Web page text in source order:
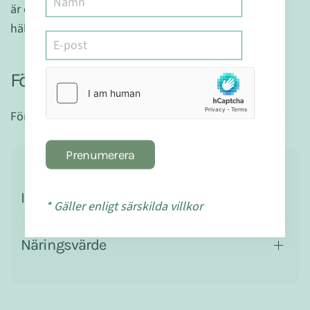
är ett kosttillskott och bör ej ersätta en sund,
hälsosam och varierad kost.
Förvaring
Förvaras torrt och svalt och oåtkomligt för små barn.
Ingredienser
Näringsvärde
Prenumerera
* Gäller enligt särskilda villkor